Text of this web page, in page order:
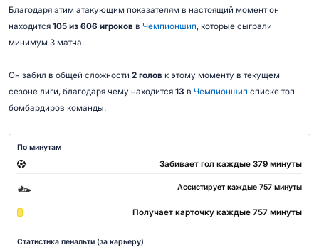
Благодаря этим атакующим показателям в настоящий момент он
находится 105 из 606 игроковв Чемпионшип, которые сыграли
минимум 3 матча.
Он забил в общей сложности 2 головк этому моменту в текущем
сезоне лиги, благодаря чему находится 13 в Чемпионшип списке топ
бомбардиров команды.
По минутам
Забивает гол каждые 379 минуты
Ассистирует каждые 757 минуты
Получает карточку каждые 757 минуты
Статистика пенальти (за карьеру)